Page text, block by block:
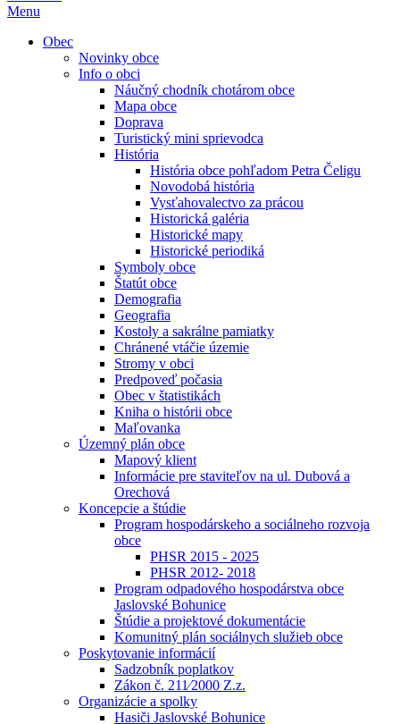
Menu
Obec
Novinky obce
Info o obci
Náučný chodník chotárom obce
Mapa obce
Doprava
Turistický mini sprievodca
História
História obce pohľadom Petra Čeligu
Novodobá história
Vysťahovalectvo za prácou
Historická galéria
Historické mapy
Historické periodiká
Symboly obce
Štatút obce
Demografia
Geografia
Kostoly a sakrálne pamiatky
Chránené vtáčie územie
Stromy v obci
Predpoveď počasia
Obec v štatistikách
Kniha o histórii obce
Maľovanka
Územný plán obce
Mapový klient
Informácie pre staviteľov na ul. Dubová a
Orechová
Koncepcie a štúdie
Program hospodárskeho a sociálneho rozvoja
obce
PHSR 2015 - 2025
PHSR 2012- 2018
Program odpadového hospodárstva obce
Jaslovské Bohunice
Štúdie a projektové dokumentácie
Komunitný plán sociálnych služieb obce
Poskytovanie informácií
Sadzobník poplatkov
Zákon č. 211⁄2000 Z.z.
Organizácie a spolky
Hasiči Jaslovské Bohunice